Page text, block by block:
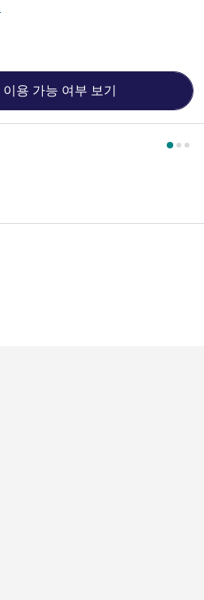
이용 가능 여부 보기